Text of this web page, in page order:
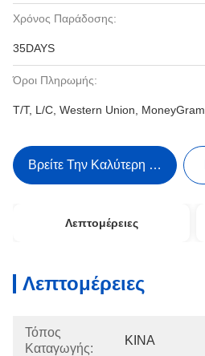
Χρόνος Παράδοσης:
35DAYS
Όροι Πληρωμής:
T/T, L/C, Western Union, MoneyGram
Βρείτε Την Καλύτερη Τιμή
Λεπτομέρειες
Λεπτομέρειες
Τόπος
Καταγωγής:
ΚΙΝΑ